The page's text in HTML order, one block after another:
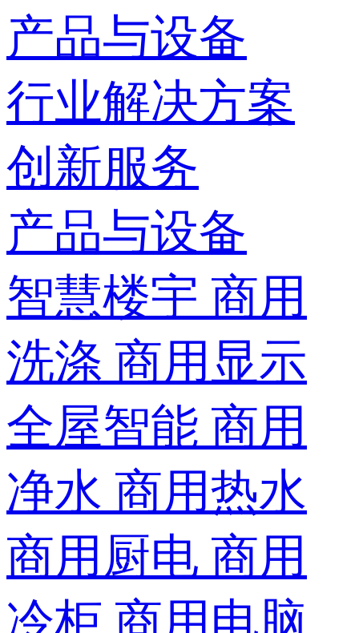
产品与设备
行业解决方案
创新服务
产品与设备
智慧楼宇 商用
洗涤 商用显示
全屋智能 商用
净水 商用热水
商用厨电 商用
冷柜 商用电脑